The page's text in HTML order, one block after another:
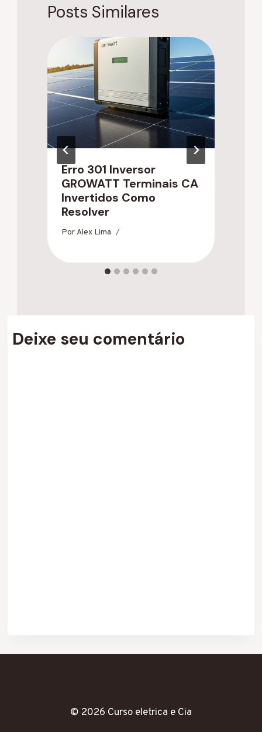
Posts Similares
Erro 301 Inversor
GROWATT Terminais CA
Invertidos Como
Resolver
Por Alex Lima
Deixe seu comentário
© 2026 Curso eletrica e Cia